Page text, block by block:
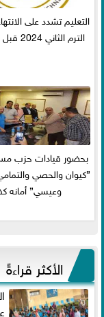
التعليم تشدد على
الترم الثاني 2024 قبل الامتحانات
بحضور قيادات حزب
”كيوان والحصي
وعيسي” أمانه
الأكثر قراءةً